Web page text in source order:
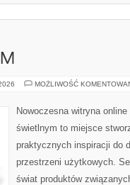
MOŻLIWOŚĆ
Nowoczesna witryna
świetlnym to miejsce
praktycznych inspiracji do
przestrzeni użytkowych.
świat produktów